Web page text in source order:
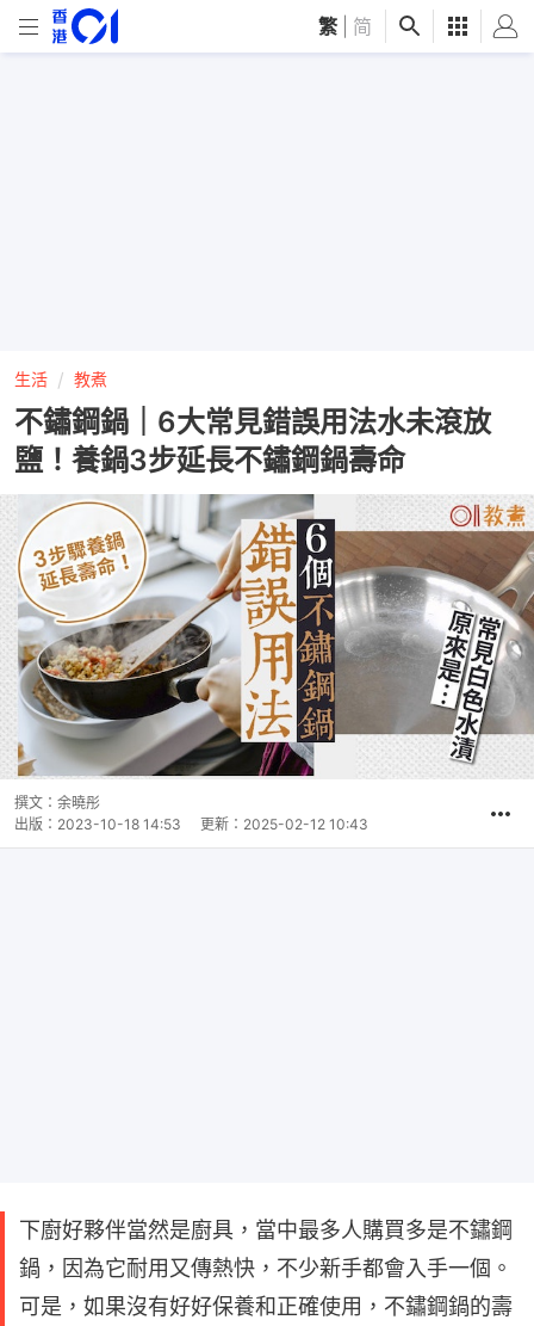
繁 简
生活 教煮
不鏽鋼鍋｜6大常見錯誤用法水未滾放
鹽！養鍋3步延長不鏽鋼鍋壽命
撰文： 余曉彤
出版： 2023-10-18 14:53 更新： 2025-02-12 10:43
下廚好夥伴當然是廚具，當中最多人購買多是不鏽鋼
鍋，因為它耐用又傳熱快，不少新手都會入手一個。
可是，如果沒有好好保養和正確使用，不鏽鋼鍋的壽